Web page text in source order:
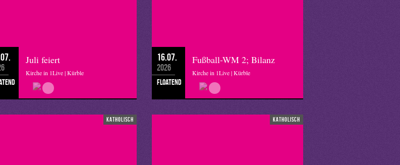
Juli feiert
Kirche in 1Live | Kürble
16.07.
2026
floatend
Fußball-WM 2; Bilanz
Kirche in 1Live | Kürble
katholisch katholisch